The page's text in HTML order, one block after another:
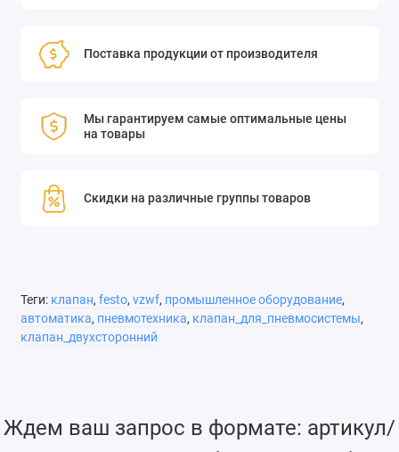
Поставка продукции от производителя
Мы гарантируем самые оптимальные цены
на товары
Скидки на различные группы товаров
Теги: клапан, festo, vzwf, промышленное оборудование,
автоматика, пневмотехника, клапан_для_пневмосистемы,
клапан_двухсторонний
Ждем ваш запрос в формате: артикул/